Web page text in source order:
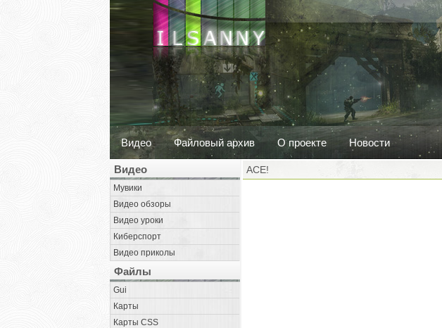
Видео Файловый архив О проекте Новости
Видео
Мувики
Видео обзоры
Видео уроки
Киберспорт
Видео приколы
Файлы
Gui
Карты
Карты CSS
ACE!